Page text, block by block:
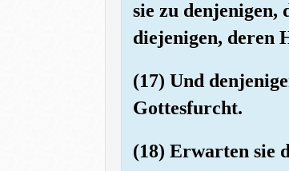
sie zu denjenigen,
diejenigen, deren
(17) Und
Gottesfurcht.
(18) Erwarten sie